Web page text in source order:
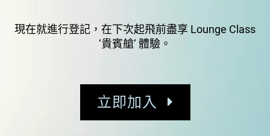
現在就進行登記，在下次起飛前盡享 Lounge Class
‘貴賓艙‘ 體驗。
立即加入